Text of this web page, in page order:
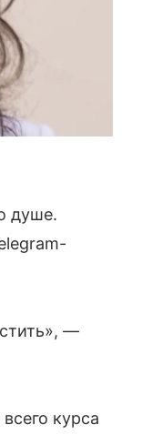
душе.
—
курса